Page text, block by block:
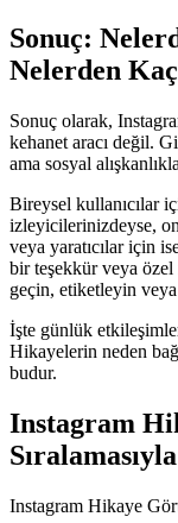
Sonuç:
Nelerden
Sonuç olarak,
kehanet aracı değil.
ama sosyal
Bireysel kullanıcılar
izleyicilerinizdeyse,
veya yaratıcılar için
bir teşekkür veya
geçin, etiketleyin veya
İşte günlük
Hikayelerin neden
budur.
Instagram
Instagram Hikaye